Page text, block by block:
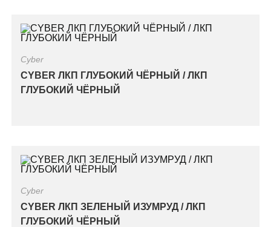
Cyber
CYBER ЛКП ГЛУБОКИЙ ЧЁРНЫЙ / ЛКП
ГЛУБОКИЙ ЧЁРНЫЙ
Cyber
CYBER ЛКП ЗЕЛЕНЫЙ ИЗУМРУД / ЛКП
ГЛУБОКИЙ ЧЁРНЫЙ